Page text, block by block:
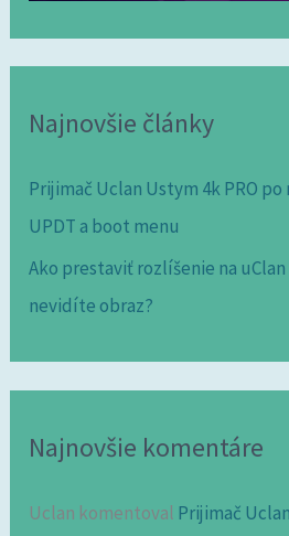
Najnovšie články
Prijimač Uclan Ustym 4k PRO
UPDT a boot menu
Ako prestaviť rozlíšenie na uClan
nevidíte obraz?
Najnovšie komentáre
Uclan komentoval Prijimač